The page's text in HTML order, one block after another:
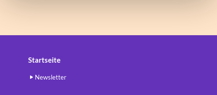
Startseite
Newsletter